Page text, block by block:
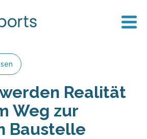
Realität
Weg zur
Baustelle